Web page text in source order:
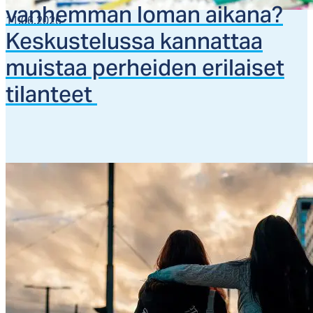
11.06.2026
van­hem­man lo­man ai­ka­na?
Kes­kus­te­lus­sa kan­nat­taa
muis­taa per­hei­den eri­lai­set
ti­lan­teet